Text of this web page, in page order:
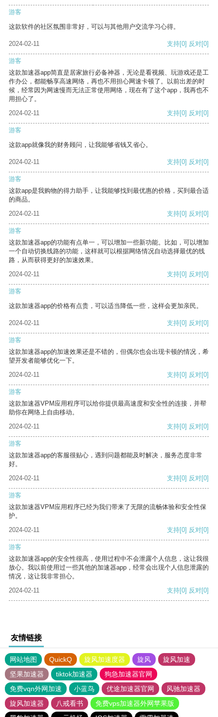
游客
这款软件的社区氛围非常好，可以与其他用户交流学习心得。
2024-02-11 支持[0] 反对[0]
游客
这款加速器app简直是居家旅行必备神器，无论是看视频、玩游戏还是工
作办公，都能畅享高速网络，再也不用担心网速卡顿了。以前出差的时
候，经常因为网速慢而无法正常使用网络，现在有了这个app，我再也不
用担心了。
2024-02-11
支持[0] 反对[0]
游客
这款app就像我的财务顾问，让我能够省钱又省心。
2024-02-11 支持[0] 反对[0]
游客
这款app是我购物的得力助手，让我能够找到最优惠的价格，买到最合适
的商品。
2024-02-11
支持[0] 反对[0]
游客
这款加速器app的功能有点单一，可以增加一些新功能。比如，可以增加
一个自动切换线路的功能，这样就可以根据网络情况自动选择最优的线
路，从而获得更好的加速效果。
2024-02-11
支持[0] 反对[0]
游客
这款加速器app的价格有点贵，可以适当降低一些，这样会更加亲民。
2024-02-11 支持[0] 反对[0]
游客
这款加速器app的加速效果还是不错的，但偶尔也会出现卡顿的情况，希
望开发者能够优化一下。
2024-02-11
支持[0] 反对[0]
游客
这款加速器VPM应用程序可以给你提供最高速度和安全性的连接，并帮
助你在网络上自由移动。
2024-02-11
支持[0] 反对[0]
游客
这款加速器app的客服很贴心，遇到问题都能及时解决，服务态度非常
好。
2024-02-11
支持[0] 反对[0]
游客
这款加速器VPM应用程序已经为我们带来了无限的流畅体验和安全性保
护。
2024-02-11
支持[0] 反对[0]
游客
这款加速器app的安全性很高，使用过程中不会泄露个人信息，这让我很
放心。我以前使用过一些其他的加速器app，经常会出现个人信息泄露的
情况，这让我非常担心。
2024-02-11
支持[0] 反对[0]
友情链接
网站地图 QuickQ 旋风加速度器 旋风
旋风加速
坚果加速器
tiktok加速器
狗急加速器官网
免费vqn外网加速
小蓝鸟 优途加速器官网
风驰加速器
旋风加速器
八戒看书
免费vps加速器外网苹果版